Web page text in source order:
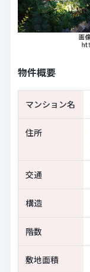
物件概要
マンション名
住所
交通
構造
階数
敷地面積